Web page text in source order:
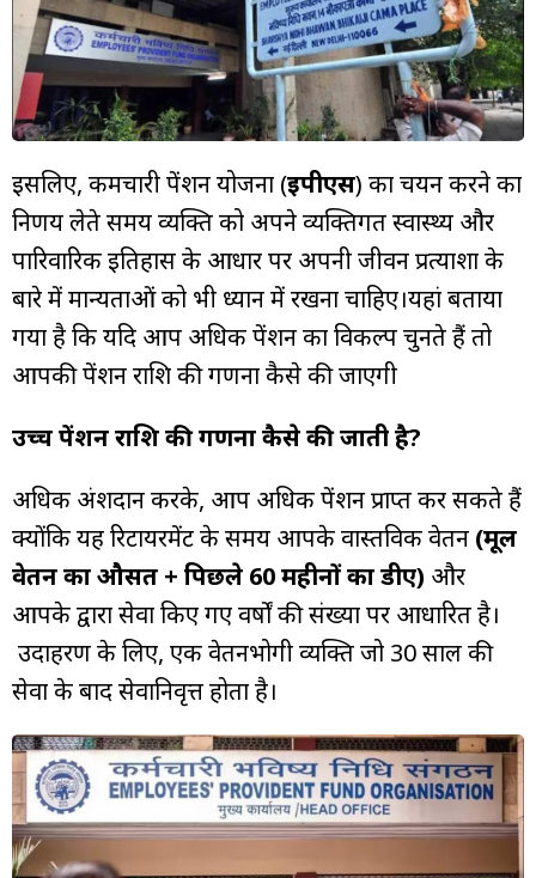
इसलिए, कर्मचारी पेंशन योजना (ईपीएस) का चयन करने का
निर्णय लेते समय व्यक्ति को अपने व्यक्तिगत स्वास्थ्य और
पारिवारिक इतिहास के आधार पर अपनी जीवन प्रत्याशा के
बारे में मान्यताओं को भी ध्यान में रखना चाहिए।यहां बताया
गया है कि यदि आप अधिक पेंशन का विकल्प चुनते हैं तो
आपकी पेंशन राशि की गणना कैसे की जाएगी
उच्च पेंशन राशि की गणना कैसे की जाती है?
अधिक अंशदान करके, आप अधिक पेंशन प्राप्त कर सकते हैं
क्योंकि यह रिटायरमेंट के समय आपके वास्तविक वेतन (मूल
वेतन का औसत + पिछले 60 महीनों का डीए) और
आपके द्वारा सेवा किए गए वर्षों की संख्या पर आधारित है।
उदाहरण के लिए, एक वेतनभोगी व्यक्ति जो 30 साल की
सेवा के बाद सेवानिवृत्त होता है।